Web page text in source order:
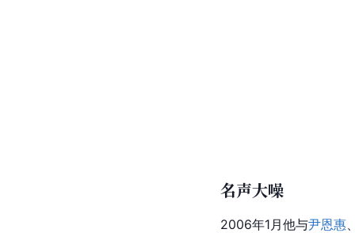
名声大噪
2006年1月他与尹恩惠